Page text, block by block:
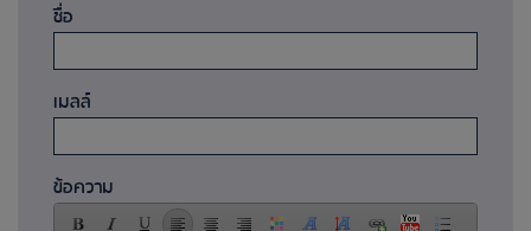
ชื่อ
เมลล์
ข้อความ